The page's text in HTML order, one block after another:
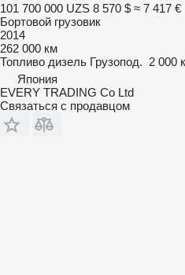
101 700 000 UZS 8 570 $ ≈ 7 417 €
Бортовой грузовик
2014
262 000 км
Топливо дизель Грузопод. 2 000
Япония
EVERY TRADING Co Ltd
Связаться с продавцом